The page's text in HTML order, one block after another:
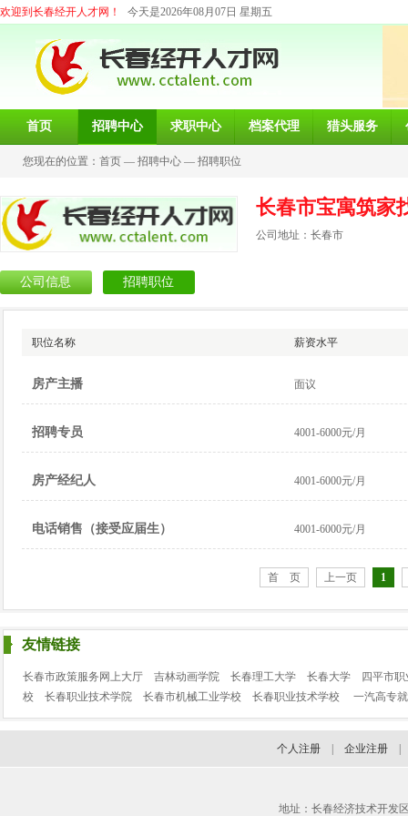
欢迎到长春经开人才网！ 今天是2026年08月07日 星期五
首页 招聘中心 求职中心 档案代理 猎头服务
您现在的位置： 首页 — 招聘中心 — 招聘职位
长春市宝寓筑家
公司地址：长春市
公司信息 招聘职位
职位名称 薪资水平
房产主播 面议
招聘专员 4001-6000元/月
房产经纪人 4001-6000元/月
电话销售（接受应届生） 4001-6000元/月
首 页 上一页 1
友情链接
长春市政策服务网上大厅 吉林动画学院 长春理工大学 长春大学
四平市
校
长春职业技术学院 长春市机械工业学校 长春职业技术学校 一汽高专
个人注册 企业注册
地址：长春经济技术开发